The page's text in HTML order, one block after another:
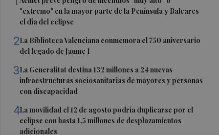
"extremo" en la mayor parte de la Península y Baleares
el día del eclipse
2La Biblioteca Valenciana conmemora el 750 aniversario
del legado de Jaume I
3La Generalitat destina 132 millones a 24 nuevas
infraestructuras sociosanitarias de mayores y personas
con discapacidad
4La movilidad el 12 de agosto podría duplicarse por el
eclipse con hasta 1,5 millones de desplazamientos
adicionales